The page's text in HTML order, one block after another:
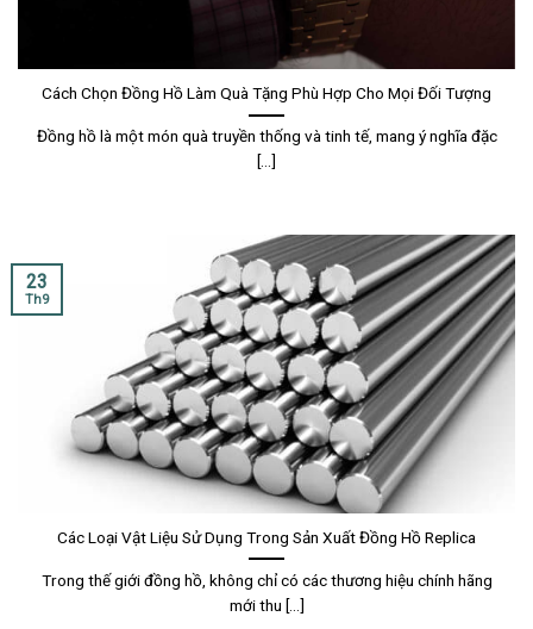
Cách Chọn Đồng Hồ Làm Quà Tặng Phù Hợp Cho Mọi Đối Tượng
Đồng hồ là một món quà truyền thống và tinh tế, mang ý nghĩa đặc
[...]
Các Loại Vật Liệu Sử Dụng Trong Sản Xuất Đồng Hồ Replica
Trong thế giới đồng hồ, không chỉ có các thương hiệu chính hãng
mới thu [...]
23
Th9